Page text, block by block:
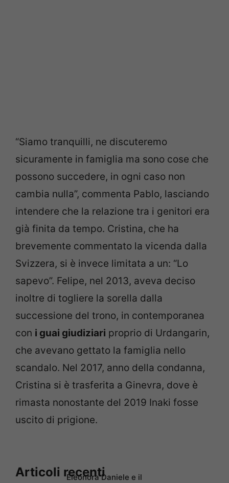
“Siamo tranquilli, ne discuteremo
sicuramente in famiglia ma sono cose che
possono succedere, in ogni caso non
cambia nulla”, commenta Pablo, lasciando
intendere che la relazione tra i genitori era
già finita da tempo. Cristina, che ha
brevemente commentato la vicenda dalla
Svizzera, si è invece limitata a un: “Lo
sapevo”. Felipe, nel 2013, aveva deciso
inoltre di togliere la sorella dalla
successione del trono, in contemporanea
con i guai giudiziari proprio di Urdangarin,
che avevano gettato la famiglia nello
scandalo. Nel 2017, anno della condanna,
Cristina si è trasferita a Ginevra, dove è
rimasta nonostante del 2019 Inaki fosse
uscito di prigione.
Articoli recentiEleonora Daniele e il